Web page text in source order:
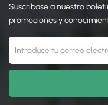
y estabilidad
Desempeña un
del rendimiento y la
de energía solar al
estructura de
Suscríbase a nuestro
promociones y